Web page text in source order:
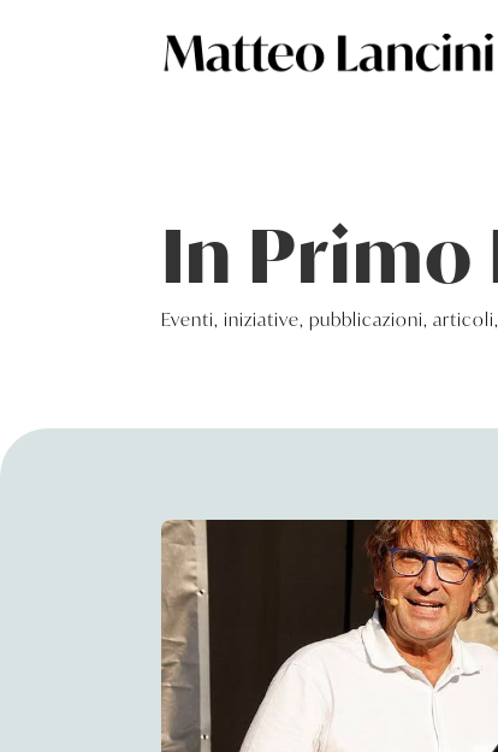
In Primo
Eventi, iniziative, pubblicazioni,